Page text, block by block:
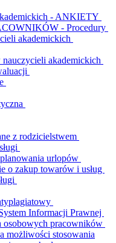
- ANKIETY
- Procedury
akademickich
akademickich
z rodzicielstwem
urlopów
o zakup towarów i usług
Informacji Prawnej
osobowych pracowników
możliwości stosowania